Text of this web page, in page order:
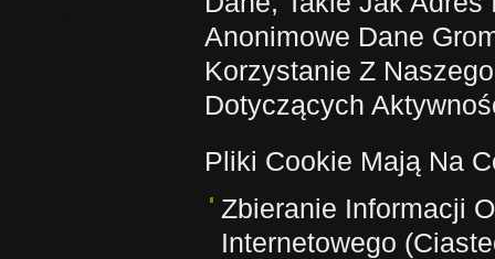
Anonimowe Dane
Korzystanie Z
Dotyczących
Pliki Cookie Mają Na
Zbieranie Informacji
Internetowego